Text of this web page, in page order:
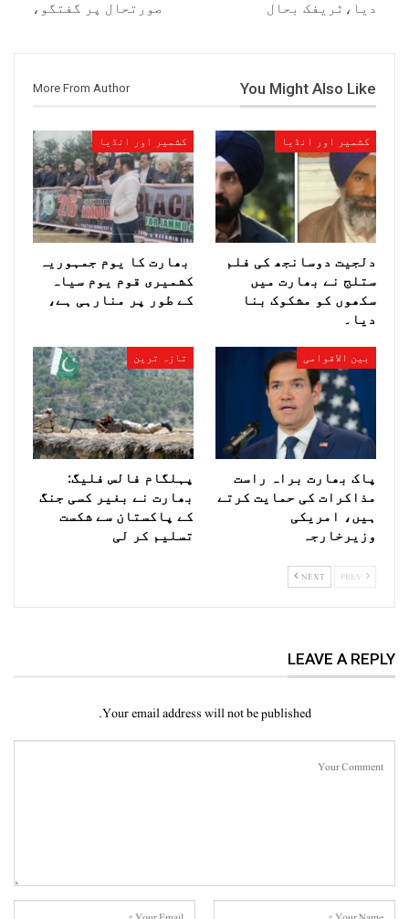
دیا،ٹریفک بحال صورتحال پر گفتگو،
You Might Also Like
More From Author
کشمیر اور انڈیا
دلجیت دوسانجھ کی فلم
ستلج نے بھارت میں
سکھوں کو مشکوک بنا
دیا۔
کشمیر اور انڈیا
بھارت کا یوم جمہوریہ
کشمیری قوم یوم سیاہ
کے طور پر منارہی ہے،
بین الاقوامی
پاک بھارت براہ راست
مذاکرات کی حمایت کرتے
ہیں، امریکی
وزیرخارجہ
تازہ ترین
پہلگام فالس فلیگ:
بھارت نے بغیر کسی جنگ
کے پاکستان سے شکست
تسلیم کر لی
NEXT
LEAVE A REPLY
Your email address will not be published.